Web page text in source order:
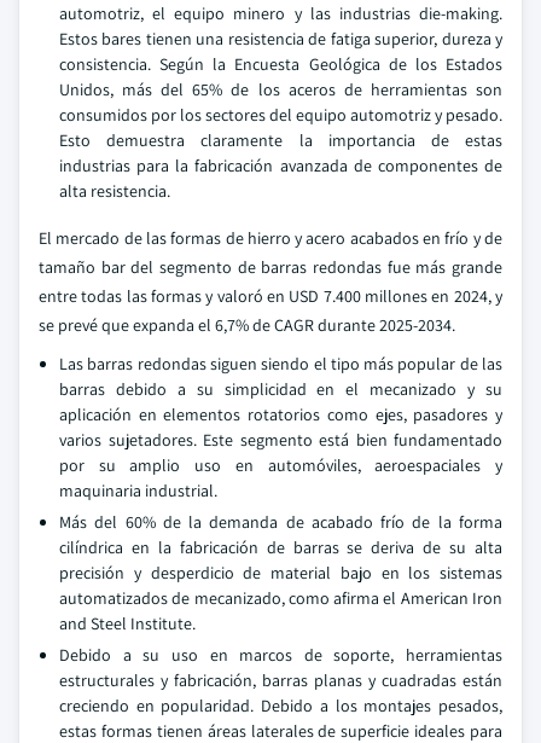
automotriz, el equipo minero y las industrias die-making.
Estos bares tienen una resistencia de fatiga superior, dureza y
consistencia. Según la Encuesta Geológica de los Estados
Unidos, más del 65% de los aceros de herramientas son
consumidos por los sectores del equipo automotriz y pesado.
Esto demuestra claramente la importancia de estas
industrias para la fabricación avanzada de componentes de
alta resistencia.
El mercado de las formas de hierro y acero acabados en frío y de
tamaño bar del segmento de barras redondas fue más grande
entre todas las formas y valoró en USD 7.400 millones en 2024, y
se prevé que expanda el 6,7% de CAGR durante 2025-2034.
Las barras redondas siguen siendo el tipo más popular de las
barras debido a su simplicidad en el mecanizado y su
aplicación en elementos rotatorios como ejes, pasadores y
varios sujetadores. Este segmento está bien fundamentado
por su amplio uso en automóviles, aeroespaciales y
maquinaria industrial.
Más del 60% de la demanda de acabado frío de la forma
cilíndrica en la fabricación de barras se deriva de su alta
precisión y desperdicio de material bajo en los sistemas
automatizados de mecanizado, como afirma el American Iron
and Steel Institute.
Debido a su uso en marcos de soporte, herramientas
estructurales y fabricación, barras planas y cuadradas están
creciendo en popularidad. Debido a los montajes pesados,
estas formas tienen áreas laterales de superficie ideales para